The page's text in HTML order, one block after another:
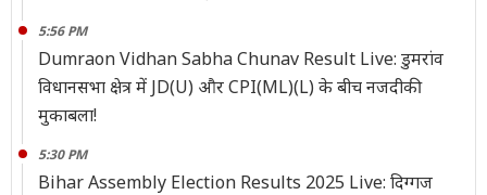
5:56 PM
Dumraon Vidhan Sabha Chunav Result Live: डुमरांव
विधानसभा क्षेत्र में JD(U) और CPI(ML)(L) के बीच नजदीकी
मुकाबला!
5:30 PM
Bihar Assembly Election Results 2025 Live: दिग्गज